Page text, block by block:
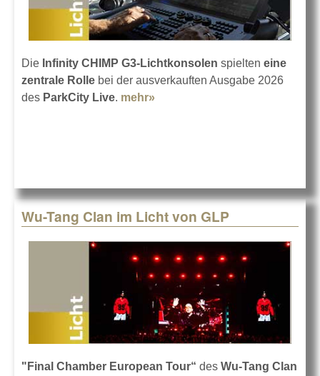
Die Infinity CHIMP G3-Lichtkonsolen spielten eine
zentrale Rolle bei der ausverkauften Ausgabe 2026
des ParkCity Live. mehr»
Wu-Tang Clan im Licht von GLP
"Final Chamber European Tour“ des Wu-Tang Clan